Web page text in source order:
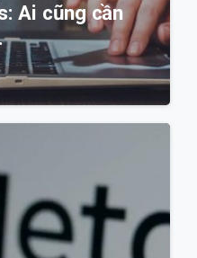
Ai cũng cần